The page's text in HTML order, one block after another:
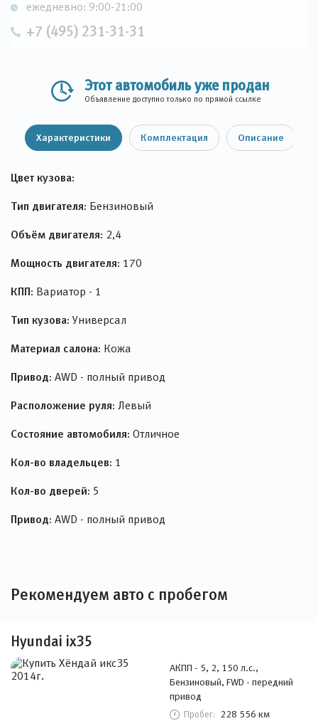
ежедневно: 9:00-21:00
+7 (495) 231-31-31
Этот автомобиль уже продан
Объявление доступно только по прямой ссылке
Характеристики Комплектация Описание
Цвет кузова:
Тип двигателя: Бензиновый
Объём двигателя: 2,4
Мощность двигателя: 170
КПП: Вариатор - 1
Тип кузова: Универсал
Материал салона: Кожа
Привод: AWD - полный привод
Расположение руля: Левый
Состояние автомобиля: Отличное
Кол-во владельцев: 1
Кол-во дверей: 5
Привод: AWD - полный привод
Рекомендуем авто с пробегом
Hyundai ix35
АКПП - 5, 2, 150 л.с.,
Бензиновый, FWD - передний
привод
Пробег: 228 556 км